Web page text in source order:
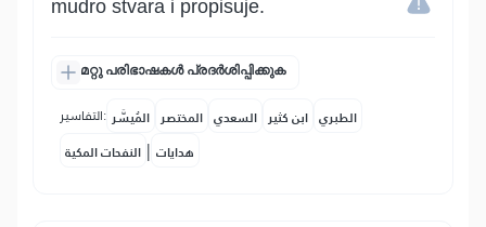
mudro stvara i propisuje.
മറ്റു പരിഭാഷകൾ പ്രദർശിപ്പിക്കുക
التفاسير: المُيسَّر المختصر السعدي ابن كثير الطبري
النفحات المكية | هدايات